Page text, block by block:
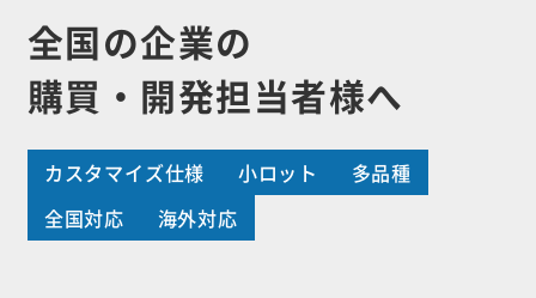
全国の企業の
購買・開発担当者様へ
カスタマイズ仕様 小ロット
多品種
全国対応
海外対応